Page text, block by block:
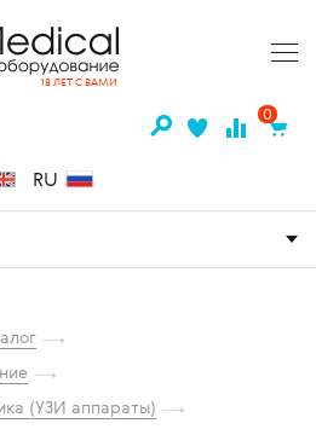
18 ЛЕТ С ВАМИ
0
RU
(УЗИ аппараты)